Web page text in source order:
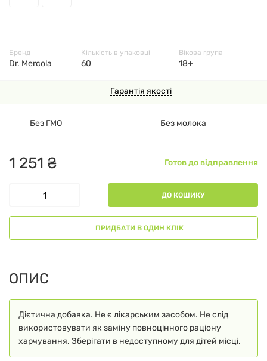
Гарантія якості
1 251 ₴ Готов до відправлення
ДО КОШИКУ
ПРИДБАТИ В ОДИН КЛІК
Без ГМО Без молока
Бренд
Dr. Mercola
Кількість в упаковці
60
Вікова група
18+
ОПИС
Дієтична добавка. Не є лікарським засобом. Не слід
використовувати як заміну повноцінного раціону
харчування. Зберігати в недоступному для дітей місці.